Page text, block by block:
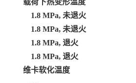
1.8 MPa, 未退火
1.8 MPa, 未退火
1.8 MPa, 退火
1.8 MPa, 退火
维卡软化温度